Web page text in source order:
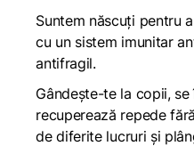
Suntem născuți pentru
cu un sistem imunitar
antifragil.
Gândește-te la copii,
recuperează repede
de diferite lucruri și